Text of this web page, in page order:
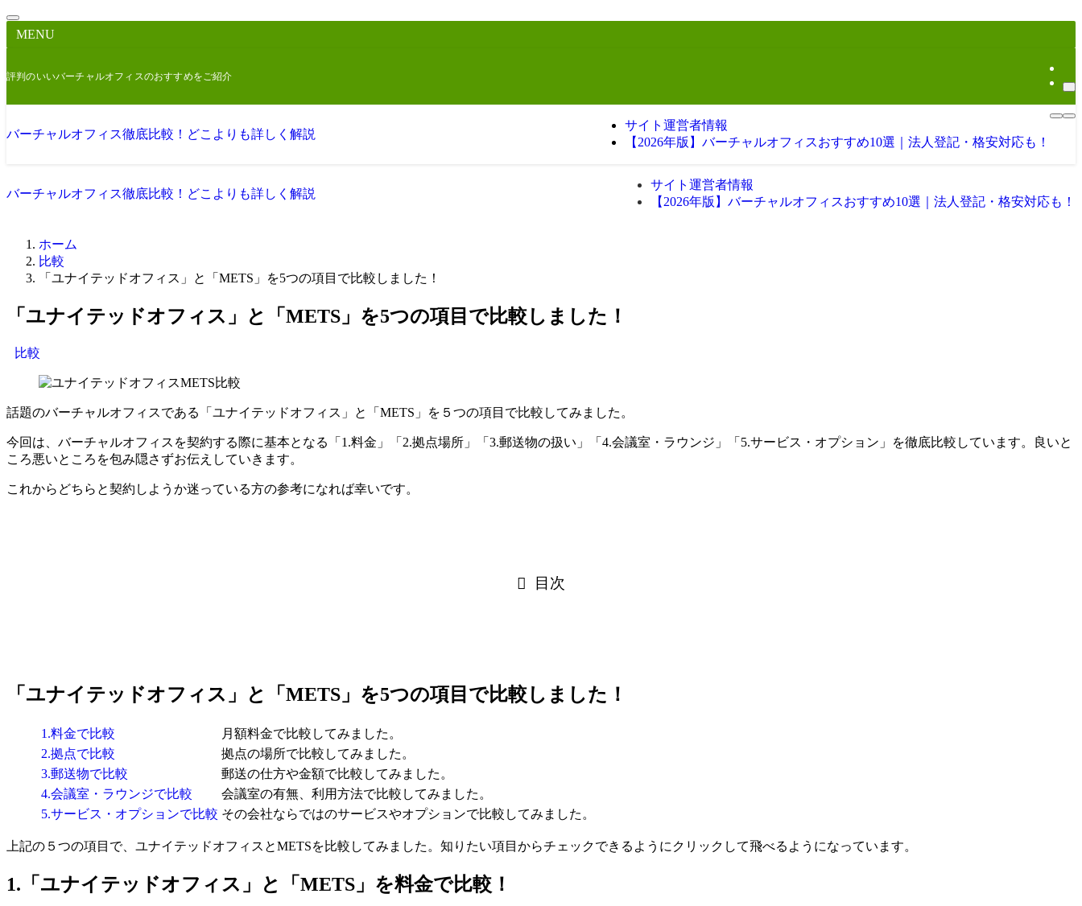
MENU
評判のいいバーチャルオフィスのおすすめをご紹介
バーチャルオフィス徹底比較！どこよりも詳しく解説
サイト運営者情報
【2026年版】バーチャルオフィスおすすめ10選｜法人登記・格安対応も！
バーチャルオフィス徹底比較！どこよりも詳しく解説
サイト運営者情報
【2026年版】バーチャルオフィスおすすめ10選｜法人登記・格安対応も！
ホーム
比較
「ユナイテッドオフィス」と「METS」を5つの項目で比較しました！
「ユナイテッドオフィス」と「METS」を5つの項目で比較しました！
比較
話題のバーチャルオフィスである「ユナイテッドオフィス」と「METS」を５つの項目で比較してみました。
今回は、バーチャルオフィスを契約する際に基本となる「1.料金」「2.拠点場所」「3.郵送物の扱い」「4.会議室・ラウンジ」「5.サービス・オプション」を徹底比較しています。良いと
ころ悪いところを包み隠さずお伝えしていきます。
これからどちらと契約しようか迷っている方の参考になれば幸いです。
目次
「ユナイテッドオフィス」と「METS」を5つの項目で比較しました！
1.料金で比較
月額料金で比較してみました。
2.拠点で比較
拠点の場所で比較してみました。
3.郵送物で比較
郵送の仕方や金額で比較してみました。
4.会議室・ラウンジで比較
会議室の有無、利用方法で比較してみました。
5.サービス・オプションで比較 その会社ならではのサービスやオプションで比較してみました。
上記の５つの項目で、ユナイテッドオフィスとMETSを比較してみました。知りたい項目からチェックできるようにクリックして飛べるようになっています。
1.「ユナイテッドオフィス」と「METS」を料金で比較！